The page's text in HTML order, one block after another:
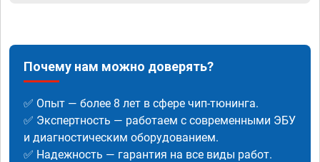
Почему нам можно доверять?
✅ Опыт — более 8 лет в сфере чип-тюнинга.
✅ Экспертность — работаем с современными ЭБУ
и диагностическим оборудованием.
✅ Надежность — гарантия на все виды работ.